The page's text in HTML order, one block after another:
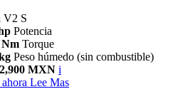
V2 S
Potencia
Nm Torque
Peso húmedo (sin combustible)
MXN i
Lee Mas